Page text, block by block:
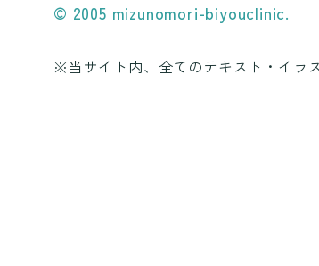
© 2005 mizunomori-biyouclinic.
※当サイト内、全てのテキスト・イラ